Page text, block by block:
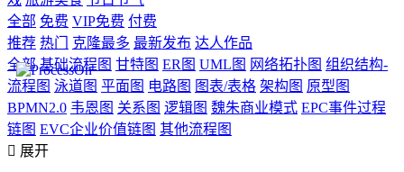
全部 免费 VIP免费 付费
推荐 热门 克隆最多 最新发布 达人作品
全部 基础流程图 甘特图 ER图 UML图 网络拓扑图 组织结构-
流程图 泳道图 平面图 电路图 图表/表格 架构图 原型图
BPMN2.0 韦恩图 关系图 逻辑图 魏朱商业模式 EPC事件过程
链图 EVC企业价值链图 其他流程图
 展开